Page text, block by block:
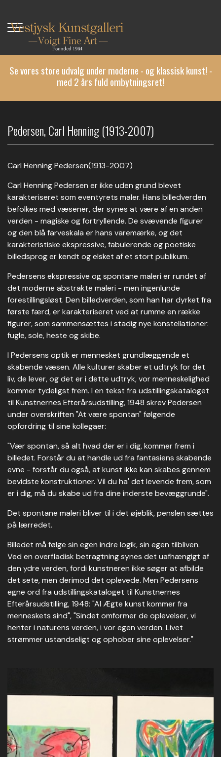
hovedindhold
Se vores store udvalg under moderne - og klassisk kunst! -
med 2 års fuld ombytningsret!
Pedersen, Carl Henning (1913-2007)
Carl Henning Pedersen(1913-2007)
Carl Henning Pedersen er ikke uden grund blevet
karakteriseret som eventyrets maler. Hans billedverden
befolkes med væsener, der synes at være af en anden
verden - magiske og fortryllende. De svævende figurer
og den blå farveskala er hans varemærke, og det
karakteristiske ekspressive, fabulerende og poetiske
billedsprog er kendt og elsket af et stort publikum.
Pedersens ekspressive og spontane maleri er rundet af
det moderne abstrakte maleri - men ingenlunde
forestillingsløst. Den billedverden, som han har dyrket fra
første færd, er karakteriseret ved at rumme en række
figurer, som sammensættes i stadig nye konstellationer:
fugle, sole, heste og skibe.
I Pedersens optik er mennesket grundlæggende et
skabende væsen. Alle kulturer skaber et udtryk for det
liv, de lever, og det er i dette udtryk, vor menneskelighed
kommer tydeligst frem. I en tekst fra udstillingskataloget
til Kunstnernes Efterårsudstilling, 1948 skrev Pedersen
under overskriften "At være spontan" følgende
opfordring til sine kollegaer:
"Vær spontan, så alt hvad der er i dig, kommer frem i
billedet. Forstår du at handle ud fra fantasiens skabende
evne - forstår du også, at kunst ikke kan skabes gennem
bevidste konstruktioner. Vil du ha' det levende frem, som
er i dig, må du skabe ud fra dine inderste bevæggrunde".
Det spontane maleri bliver til i det øjeblik, penslen sættes
på lærredet.
Billedet må følge sin egen indre logik, sin egen tilbliven.
Ved en overfladisk betragtning synes det uafhængigt af
den ydre verden, fordi kunstneren ikke søger at afbilde
det sete, men derimod det oplevede. Men Pedersens
egne ord fra udstillingskataloget til Kunstnernes
Efterårsudstilling, 1948: "Al Ægte kunst kommer fra
menneskets sind", "Sindet omformer de oplevelser, vi
henter i naturens verden, i vor egen verden. Livet
strømmer ustandseligt og ophober sine oplevelser."